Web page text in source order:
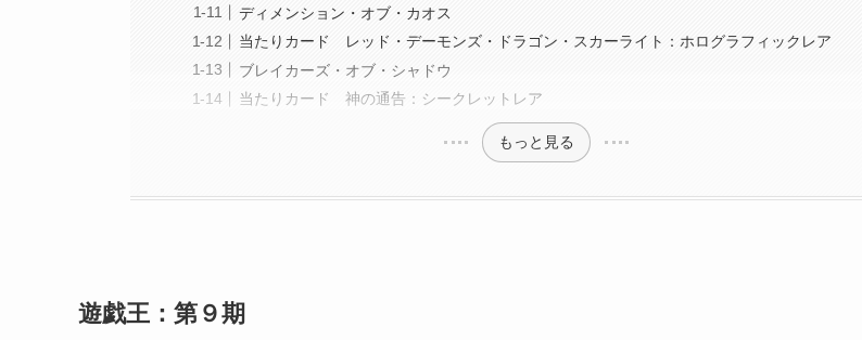
ディメンション・オブ・カオス
当たりカード レッド・デーモンズ・ドラゴン・スカーライト：ホログラフィックレア
ブレイカーズ・オブ・シャドウ
当たりカード 神の通告：シークレットレア
もっと見る
遊戯王：第９期